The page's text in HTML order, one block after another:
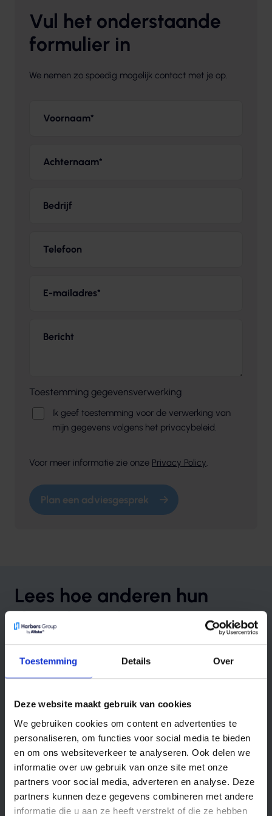
Toestemming Details Over
Deze website maakt gebruik van cookies
We gebruiken cookies om content en advertenties te
personaliseren, om functies voor social media te bieden
en om ons websiteverkeer te analyseren. Ook delen we
informatie over uw gebruik van onze site met onze
partners voor social media, adverteren en analyse. Deze
partners kunnen deze gegevens combineren met andere
informatie die u aan ze heeft verstrekt of die ze hebben
Vul het onderstaande
formulier in
We nemen zo spoedig mogelijk contact met je op.
Voornaam*
Achternaam*
Bedrijf
Telefoon
E-mailadres*
Bericht
Toestemming gegevensverwerking
Ik geef toestemming voor de verwerking van
mijn gegevens volgens het privacybeleid.
Voor meer informatie zie onze Privacy Policy.
Plan een adviesgesprek
Lees hoe anderen hun
digitale uitdaging
aanpakten
Solutions